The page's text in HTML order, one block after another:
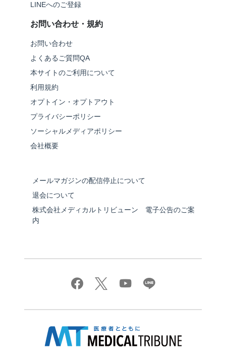
LINEへのご登録
お問い合わせ・規約
お問い合わせ
よくあるご質問QA
本サイトのご利用について
利用規約
オプトイン・オプトアウト
プライバシーポリシー
ソーシャルメディアポリシー
会社概要
メールマガジンの配信停止について
退会について
株式会社メディカルトリビューン 電子公告のご案
内